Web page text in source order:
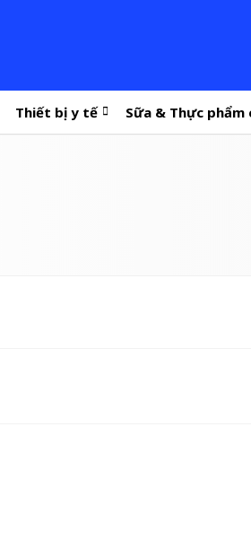
Thiết bị y tế Sữa & Thực phẩm